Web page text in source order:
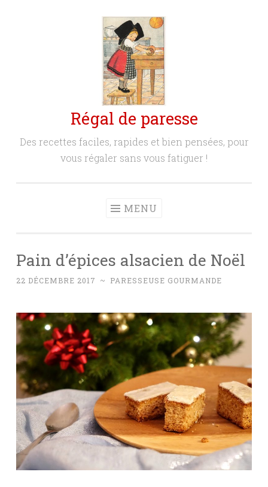
Régal de paresse
Des recettes faciles, rapides et bien pensées, pour
vous régaler sans vous fatiguer !
MENU
Pain d’épices alsacien de Noël
22 DÉCEMBRE 2017 ~ PARESSEUSE GOURMANDE